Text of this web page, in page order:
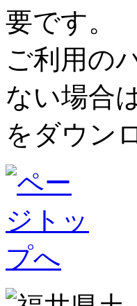
要です。
ご利用の
ない場合
をダウン